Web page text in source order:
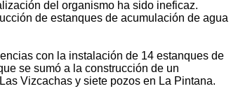
del organismo ha sido ineficaz.
de estanques de acumulación de agua
con la instalación de 14 estanques de
se sumó a la construcción de un
Vizcachas y siete pozos en La Pintana.